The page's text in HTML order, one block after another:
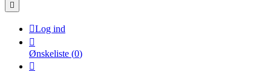

Log ind

Ønskeliste (0)
